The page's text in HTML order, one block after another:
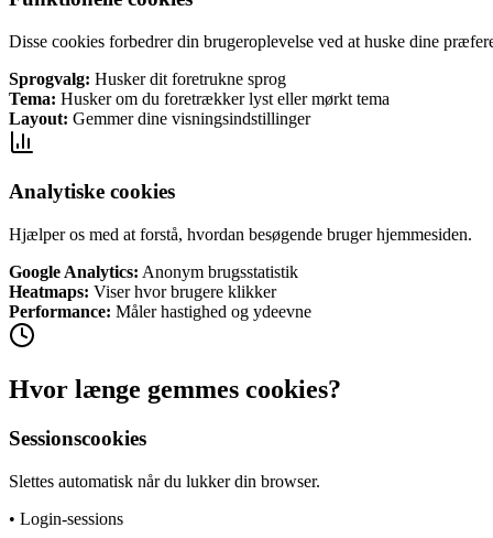
Disse cookies forbedrer din brugeroplevelse ved at huske dine
Sprogvalg: Husker dit foretrukne sprog
Tema: Husker om du foretrækker lyst eller mørkt tema
Layout: Gemmer dine visningsindstillinger
Analytiske cookies
Hjælper os med at forstå, hvordan besøgende bruger hjemmesiden.
Google Analytics: Anonym brugsstatistik
Heatmaps: Viser hvor brugere klikker
Performance: Måler hastighed og ydeevne
Hvor længe gemmes cookies?
Sessionscookies
Slettes automatisk når du lukker din browser.
• Login-sessions